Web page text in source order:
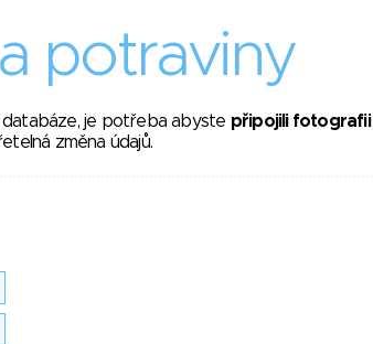
potraviny
databáze, je potřeba abyste připojili
změna údajů.